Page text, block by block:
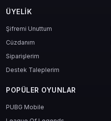
ÜYELIK
Şifremi Unuttum
Cüzdanım
Siparişlerim
Destek Taleplerim
POPÜLER OYUNLAR
PUBG Mobile